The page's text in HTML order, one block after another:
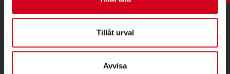
Tillåt urval
Avvisa